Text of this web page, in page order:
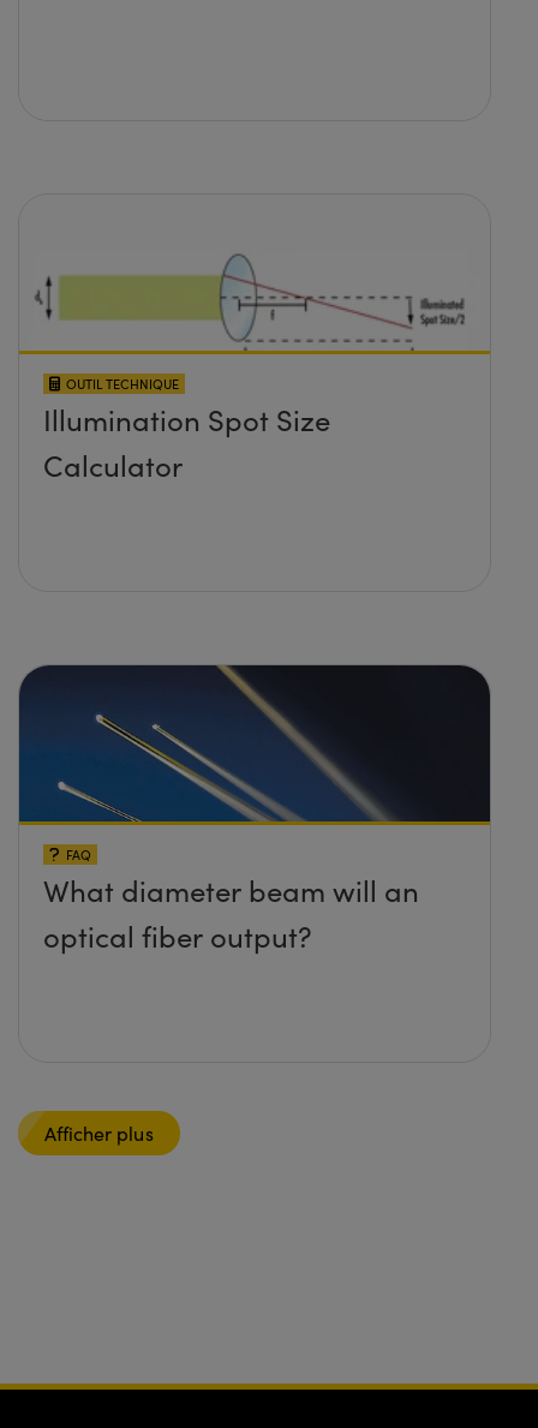
OUTIL TECHNIQUE
Illumination Spot Size
Calculator
FAQ
What diameter beam will an
optical fiber output?
Afficher plus